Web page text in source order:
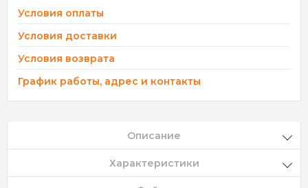
Условия оплаты
Условия доставки
Условия возврата
График работы, адрес и контакты
Описание
Характеристики